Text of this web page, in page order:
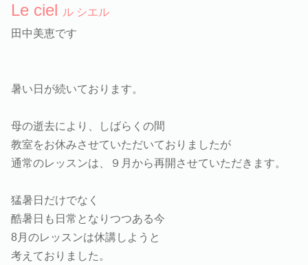
Le ciel ル シエル
田中美恵です
暑い日が続いております。
母の逝去により、しばらくの間
教室をお休みさせていただいておりましたが
通常のレッスンは、９月から再開させていただきます。
猛暑日だけでなく
酷暑日も日常となりつつある今
8月のレッスンは休講しようと
考えておりました。